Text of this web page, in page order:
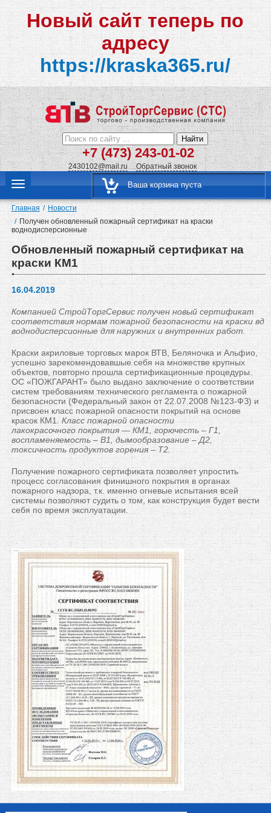
Новый сайт теперь по
адресу
https://kraska365.ru/
Найти
+7 (473) 243-01-02
2430102@mail.ru Обратный звонок
Ваша корзина пуста
Главная
Новости
Получен обновленный пожарный сертификат на краски
воднодисперсионные
Обновленный пожарный сертификат на
краски КМ1
16.04.2019
Компанией СтройТоргСервис получен новый сертификат
соответствия нормам пожарной безопасности на краски вд
воднодисперсионные для наружних и внутренних работ.
Краски акриловые торговых марок ВТВ, Беляночка и Альфио,
успешно зарекомендовавшые себя на множестве крупных
объектов, повторно прошла сертификационные процедуры.
ОС «ПОЖГАРАНТ» было выдано заключение о соответствии
систем требованиям технического регламента о пожарной
безопасности (Федеральный закон от 22.07.2008 №123-ФЗ) и
присвоен класс пожарной опасности покрытий на основе
красок КМ1.Класс пожарной опасности
лакокрасочного покрытия — КМ1, горючесть – Г1,
воспламеняемость – В1, дымообразование – Д2,
токсичность продуктов горения – Т2.
Получение пожарного сертификата позволяет упростить
процесс согласования финишного покрытия в органах
пожарного надзора, т.к. именно огневые испытания всей
системы позволяют судить о том, как конструкция будет вести
себя по время эксплуатации.